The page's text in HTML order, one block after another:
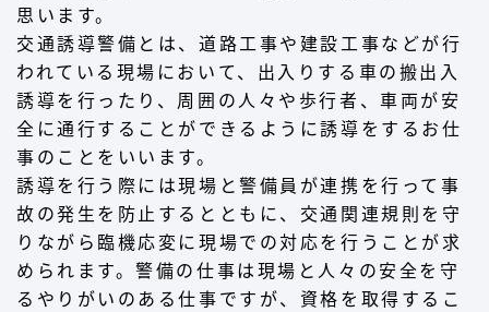
思います。
交通誘導警備とは、道路工事や建設工事などが行
われている現場において、出入りする車の搬出入
誘導を行ったり、周囲の人々や歩行者、車両が安
全に通行することができるように誘導をするお仕
事のことをいいます。
誘導を行う際には現場と警備員が連携を行って事
故の発生を防止するとともに、交通関連規則を守
りながら臨機応変に現場での対応を行うことが求
められます。警備の仕事は現場と人々の安全を守
るやりがいのある仕事ですが、資格を取得するこ